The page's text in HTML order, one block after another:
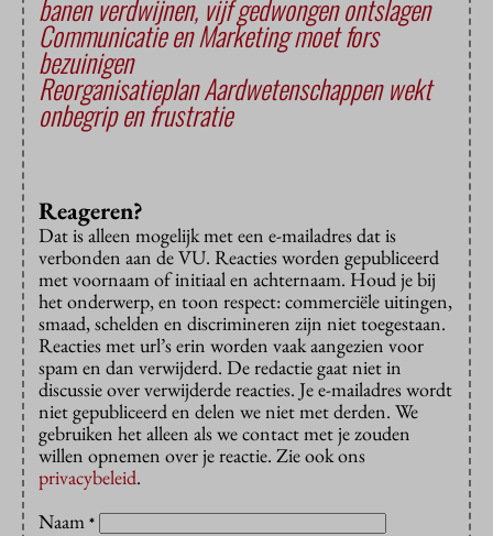
banen verdwijnen, vijf gedwongen ontslagen
Communicatie en Marketing moet fors
bezuinigen
Reorganisatieplan Aardwetenschappen wekt
onbegrip en frustratie
Reageren?
Dat is alleen mogelijk met een e-mailadres dat is
verbonden aan de VU. Reacties worden gepubliceerd
met voornaam of initiaal en achternaam. Houd je bij
het onderwerp, en toon respect: commerciële uitingen,
smaad, schelden en discrimineren zijn niet toegestaan.
Reacties met url’s erin worden vaak aangezien voor
spam en dan verwijderd. De redactie gaat niet in
discussie over verwijderde reacties. Je e-mailadres wordt
niet gepubliceerd en delen we niet met derden. We
gebruiken het alleen als we contact met je zouden
willen opnemen over je reactie. Zie ook ons
privacybeleid.
Naam *